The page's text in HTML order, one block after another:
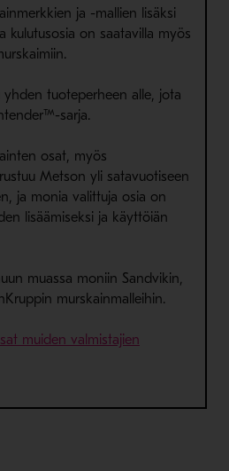
ja -mallien lisäksi
kulutusosia on saatavilla myös
tuoteperheen alle, jota
sarja.
osat, myös
Metson yli satavuotiseen
ja monia valittuja osia on
lisäämiseksi ja käyttöiän
muassa moniin Sandvikin,
murskainmalleihin.
muiden valmistajien